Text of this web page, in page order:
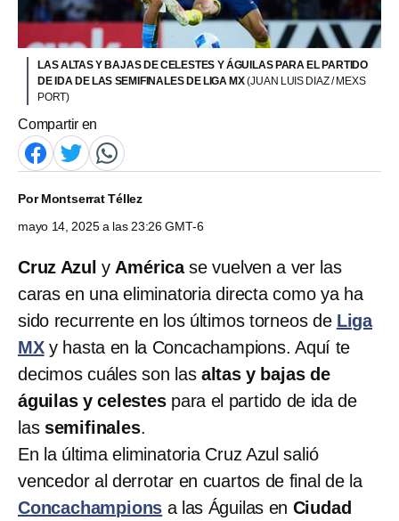
LAS ALTAS Y BAJAS DE CELESTES Y ÁGUILAS PARA EL PARTIDO
DE IDA DE LAS SEMIFINALES DE LIGA MX(JUAN LUIS DIAZ / MEXS
PORT)
Compartir en
PorMontserrat Téllez
mayo 14, 2025 a las 23:26 GMT-6
Cruz Azul y Américase vuelven a ver las
caras en una eliminatoria directa como ya ha
sido recurrente en los últimos torneos de Liga
MXy hasta en la Concachampions. Aquí te
decimos cuáles son lasaltas y bajas de
águilas y celestespara el partido de ida de
las semifinales.
En la última eliminatoria Cruz Azul salió
vencedor al derrotar en cuartos de final de la
Concachampions a las Águilas en Ciudad